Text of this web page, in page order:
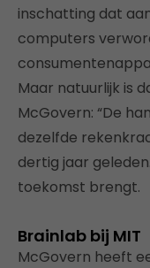
inschatting dat
computers
Maar natuurlijk is
McGovern: “De
dezelfde
dertig jaar
toekomst brengt.
Brainlab bij MIT
McGovern heeft